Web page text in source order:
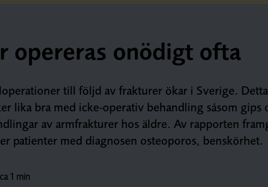
opereras onödigt ofta
till följd av frakturer ökar i Sverige.
lika bra med icke-operativ behandling såsom gips
av armfrakturer hos äldre. Av rapporten
patienter med diagnosen osteoporos, benskörhet.
E-post
1 min